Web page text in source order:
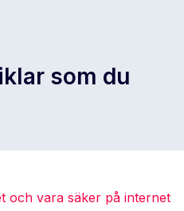
som du
och vara säker på internet